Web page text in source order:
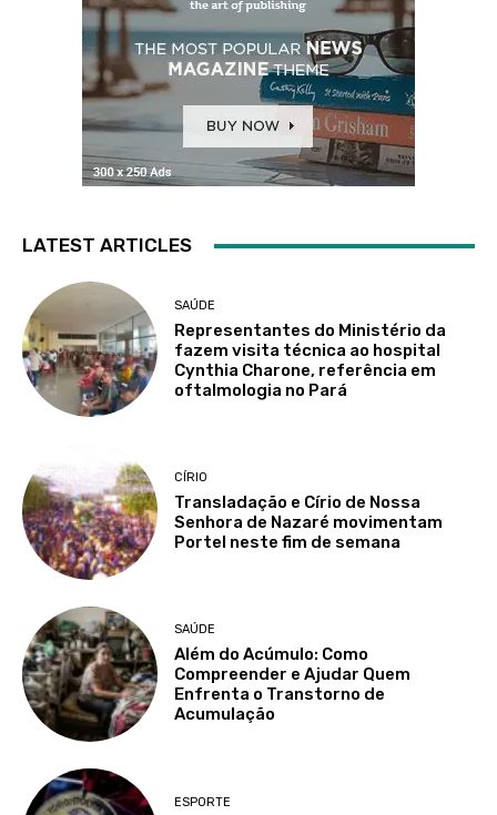
LATEST ARTICLES
SAÚDE
Representantes do Ministério da
fazem visita técnica ao hospital
Cynthia Charone, referência em
oftalmologia no Pará
CÍRIO
Transladação e Círio de Nossa
Senhora de Nazaré movimentam
Portel neste fim de semana
SAÚDE
Além do Acúmulo: Como
Compreender e Ajudar Quem
Enfrenta o Transtorno de
Acumulação
ESPORTE